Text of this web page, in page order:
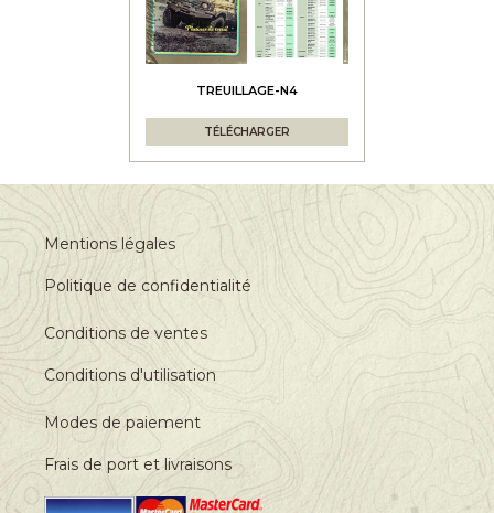
TREUILLAGE-N4
TÉLÉCHARGER
Mentions légales
Politique de confidentialité
Conditions de ventes
Conditions d'utilisation
Modes de paiement
Frais de port et livraisons